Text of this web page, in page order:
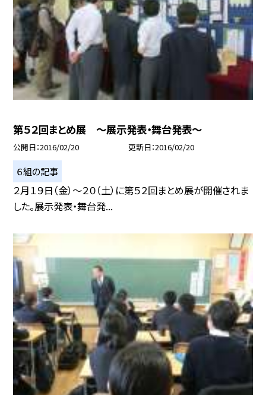
第５２回まとめ展 〜展示発表・舞台発表〜
公開日 2016/02/20 更新日 2016/02/20
６組の記事
２月１９日（金）〜２０（土）に第５２回まとめ展が開催されま
した。展示発表・舞台発...